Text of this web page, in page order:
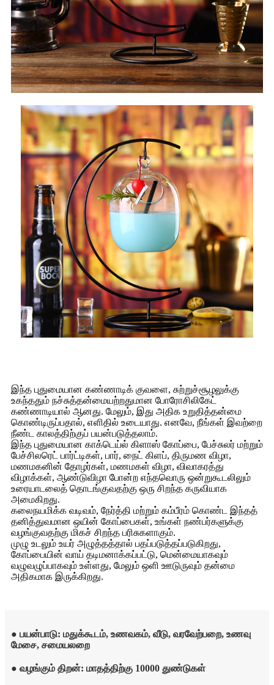
இந்த புதுமையான கண்ணாடிக் குவளை, சுற்றுச்சூழலுக்கு
உகந்ததும் நச்சுத்தன்மையற்றதுமான போரோசிலிகேட்
கண்ணாடியால் ஆனது. மேலும், இது அதிக உறுதித்தன்மை
கொண்டிருப்பதால், எளிதில் உடையாது. எனவே, நீங்கள் இவற்றை
நீண்ட காலத்திற்குப் பயன்படுத்தலாம்.
இந்த புதுமையான காக்டெய்ல் கிளாஸ் கோப்பை, பேச்சுலர் மற்றும்
பேச்சிலரெட் பார்ட்டிகள், பார், நைட் கிளப், திருமண விழா,
மணமகனின் தோழர்கள், மணமகள் விழா, விவாகரத்து
விழாக்கள், ஆண்டுவிழா போன்ற எந்தவொரு ஒன்றுகூடலிலும்
உரையாடலைத் தொடங்குவதற்கு ஒரு சிறந்த கருவியாக
அமைகிறது.
கலைநயமிக்க வடிவம், நேர்த்தி மற்றும் கம்பீரம் கொண்ட இந்தத்
தனித்துவமான ஒயின் கோப்பைகள், உங்கள் நண்பர்களுக்கு
வழங்குவதற்கு மிகச் சிறந்த பரிசுகளாகும்.
முழு உடலும் உயர் அழுத்தத்தால் பதப்படுத்தப்படுகிறது,
கோப்பையின் வாய் தடிமனாக்கப்பட்டு, மென்மையாகவும்
வழுவழுப்பாகவும் உள்ளது, மேலும் ஒளி ஊடுருவும் தன்மை
அதிகமாக இருக்கிறது.
● பயன்பாடு: மதுக்கூடம், உணவகம், வீடு, வரவேற்பறை, உணவு
மேசை, சமையலறை
● வழங்கும் திறன்: மாதத்திற்கு 10000 துண்டுகள்